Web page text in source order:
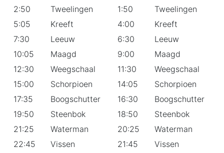
2:50
5:05
7:30
10:05
12:30
15:00
17:35
19:50
21:25
22:45
Tweelingen
Kreeft
Leeuw
Maagd
Weegschaal
Schorpioen
Boogschutter
Steenbok
Waterman
Vissen
1:50
4:00
6:30
9:00
11:30
14:05
16:30
18:50
20:25
21:45
Tweelingen
Kreeft
Leeuw
Maagd
Weegschaal
Schorpioen
Boogschutter
Steenbok
Waterman
Vissen